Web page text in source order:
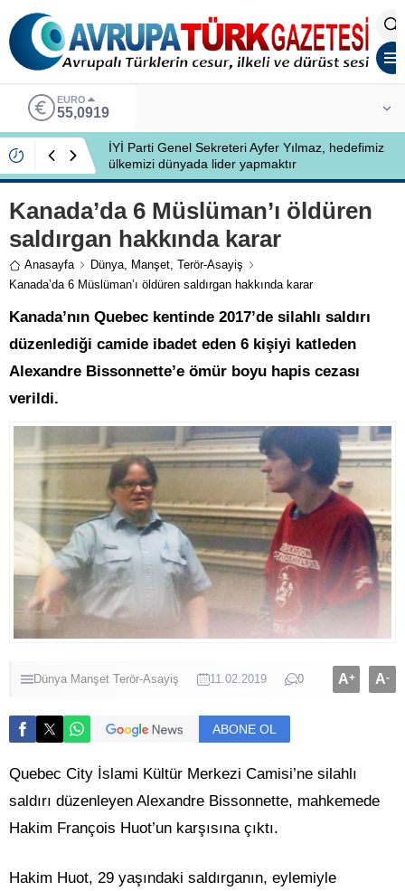
EURO
55,0919
İYİ Parti Genel Sekreteri Ayfer Yılmaz, hedefimiz
ülkemizi dünyada lider yapmaktır
Kanada’da 6 Müslüman’ı öldüren
saldırgan hakkında karar
Anasayfa Dünya, Manşet, Terör-Asayiş
Kanada’da 6 Müslüman’ı öldüren saldırgan hakkında karar
Kanada’nın Quebec kentinde 2017’de silahlı saldırı
düzenlediği camide ibadet eden 6 kişiyi katleden
Alexandre Bissonnette’e ömür boyu hapis cezası
verildi.
Dünya Manşet Terör-Asayiş 11.02.2019 0 A+ A-
ABONE OL
Quebec City İslami Kültür Merkezi Camisi’ne silahlı
saldırı düzenleyen Alexandre Bissonnette, mahkemede
Hakim François Huot’un karşısına çıktı.
Hakim Huot, 29 yaşındaki saldırganın, eylemiyle